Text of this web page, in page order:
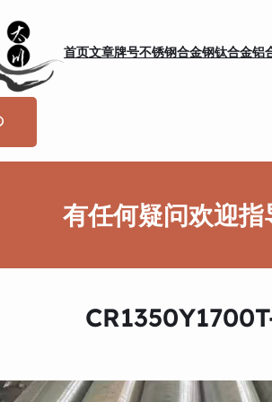
首页文章牌号不锈钢合金钢钛合金铝
有任何疑问欢迎指